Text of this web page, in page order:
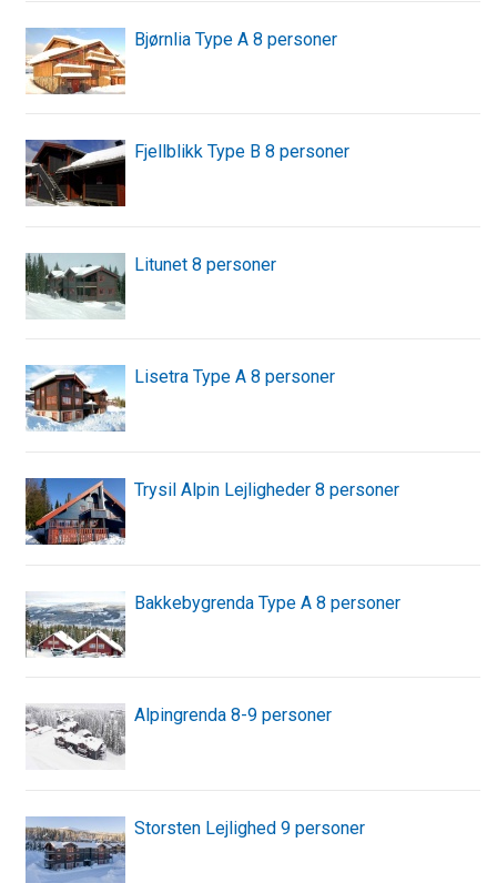
Bjørnlia Type A 8 personer
Fjellblikk Type B 8 personer
Litunet 8 personer
Lisetra Type A 8 personer
Trysil Alpin Lejligheder 8 personer
Bakkebygrenda Type A 8 personer
Alpingrenda 8-9 personer
Storsten Lejlighed 9 personer